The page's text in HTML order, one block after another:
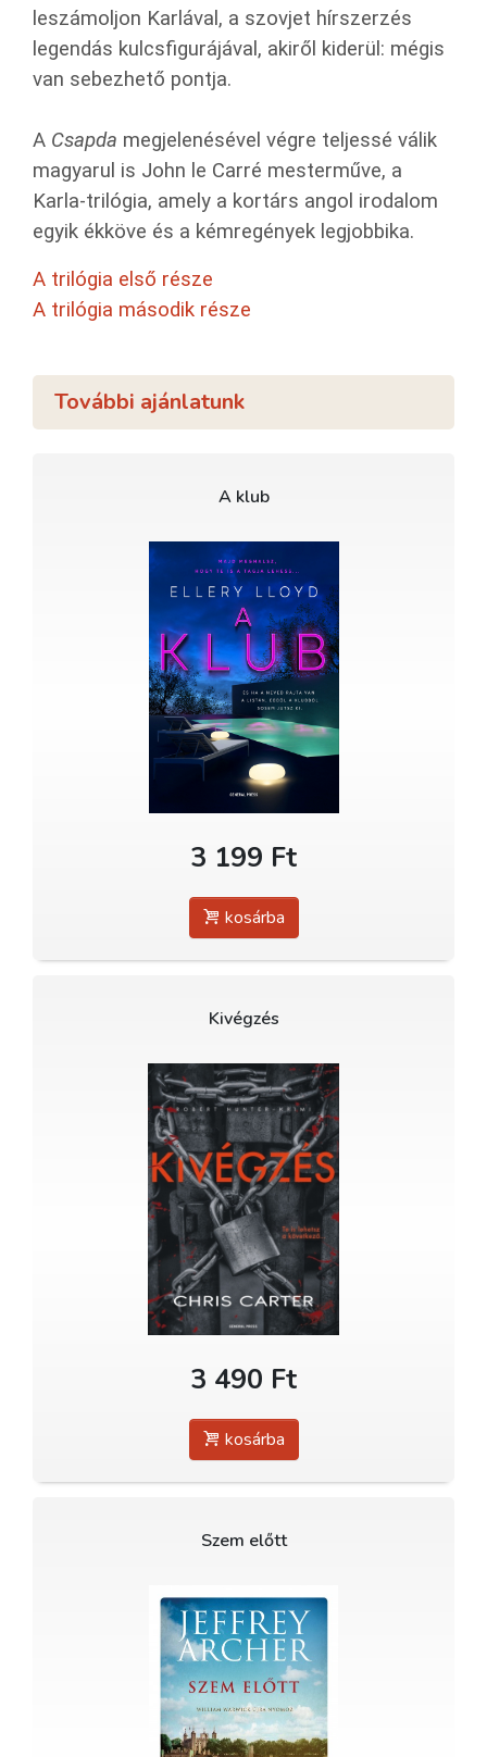
leszámoljon Karlával, a szovjet hírszerzés
legendás kulcsfigurájával, akiről kiderül: mégis
van sebezhető pontja.
A Csapda megjelenésével végre teljessé válik
magyarul is John le Carré mesterműve, a
Karla-trilógia, amely a kortárs angol irodalom
egyik ékköve és a kémregények legjobbika.
A trilógia első része
A trilógia második része
További ajánlatunk
A klub
3 199 Ft
kosárba
Kivégzés
3 490 Ft
kosárba
Szem előtt